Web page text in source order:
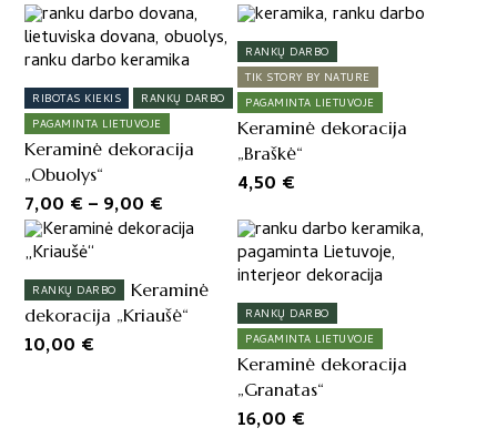
RIBOTAS KIEKIS
RANKŲ DARBO
PAGAMINTA LIETUVOJE
Keraminė dekoracija
„Obuolys“
7,00 € – 9,00 €
range:
through
9,00 €
This
product
has
multiple
variants.
The
options
may
be
chosen
on
the
product
page
RANKŲ DARBO
TIK STORY BY NATURE
PAGAMINTA LIETUVOJE
Keraminė dekoracija
„Braškė“
4,50 €
RANKŲ DARBO
Keraminė
dekoracija „Kriaušė“
10,00 €
RANKŲ DARBO
PAGAMINTA LIETUVOJE
Keraminė dekoracija
„Granatas“
16,00 €